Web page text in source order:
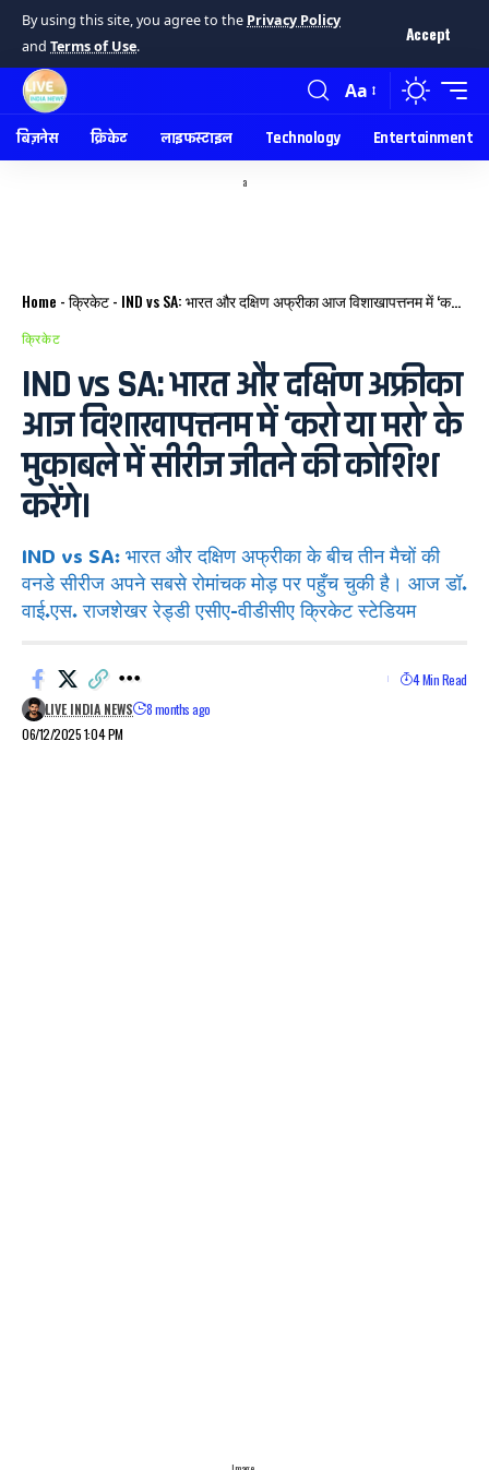
By using this site, you agree to the Privacy Policy
and Terms of Use.
Accept
Aa
बिज़नेस क्रिकेट लाइफस्टाइल Technology Entertainment
a
Home -क्रिकेट- IND vs SA: भारत और दक्षिण अफ्रीका आज विशाखापत्तनम में ‘करो या मरो’ के मुकाबले में सीरीज जीतने की कोशिश करेंगे।
क्रिकेट
IND vs SA: भारत और दक्षिण अफ्रीका
आज विशाखापत्तनम में ‘करो या मरो’ के
मुकाबले में सीरीज जीतने की कोशिश
करेंगे।
IND vs SA: भारत और दक्षिण अफ्रीका के बीच तीन मैचों की
वनडे सीरीज अपने सबसे रोमांचक मोड़ पर पहुँच चुकी है। आज डॉ.
वाई.एस. राजशेखर रेड्डी एसीए-वीडीसीए क्रिकेट स्टेडियम
06/12/2025 1:04 PM
LIVE INDIA NEWS 8 months ago
4 Min Read